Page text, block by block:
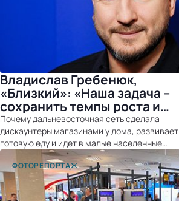
Владислав Гребенюк,
«Близкий»: «Наша задача –
сохранить темпы роста и
удвоить количество
магазинов к 2030 году»
Почему дальневосточная сеть сделала
дискаунтеры магазинами у дома, развивает
готовую еду и идет в малые населенные
пункты.
ФОТОРЕПОРТАЖ